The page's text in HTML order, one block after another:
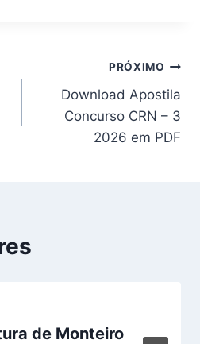
PRÓXIMO
Download Apostila
Concurso CRN – 3
2026 em PDF
de Monteiro